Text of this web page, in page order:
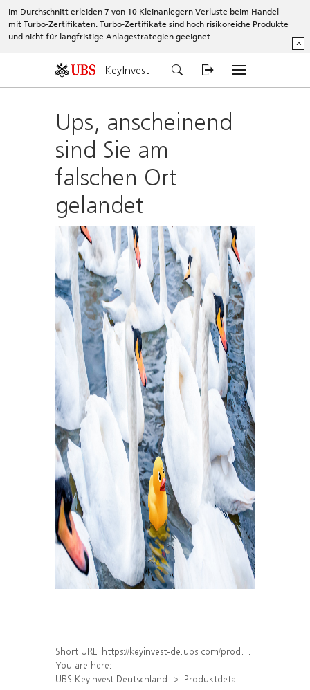
Im Durchschnitt erleiden 7 von 10 Kleinanlegern Verluste beim Handel
mit Turbo-Zertifikaten. Turbo-Zertifikate sind hoch risikoreiche Produkte
und nicht für langfristige Anlagestrategien geeignet.
^
KeyInvest
Ups, anscheinend
sind Sie am
falschen Ort
gelandet
Short URL: https://keyinvest-de.ubs.com/produkt/detail/index/isin/DE000WA6BMG8
You are here:
UBS KeyInvest Deutschland
Produktdetail